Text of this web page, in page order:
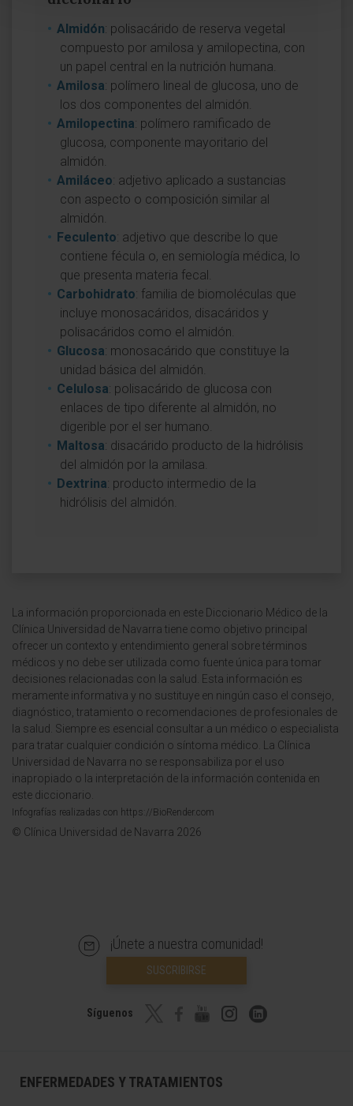
Almidón: polisacárido de reserva vegetal
compuesto por amilosa y amilopectina, con
un papel central en la nutrición humana.
Amilosa: polímero lineal de glucosa, uno de
los dos componentes del almidón.
Amilopectina: polímero ramificado de
glucosa, componente mayoritario del
almidón.
Amiláceo: adjetivo aplicado a sustancias
con aspecto o composición similar al
almidón.
Feculento: adjetivo que describe lo que
contiene fécula o, en semiología médica, lo
que presenta materia fecal.
Carbohidrato: familia de biomoléculas que
incluye monosacáridos, disacáridos y
polisacáridos como el almidón.
Glucosa: monosacárido que constituye la
unidad básica del almidón.
Celulosa: polisacárido de glucosa con
enlaces de tipo diferente al almidón, no
digerible por el ser humano.
Maltosa: disacárido producto de la hidrólisis
del almidón por la amilasa.
Dextrina: producto intermedio de la
hidrólisis del almidón.
La información proporcionada en este Diccionario Médico de la
Clínica Universidad de Navarra tiene como objetivo principal
ofrecer un contexto y entendimiento general sobre términos
médicos y no debe ser utilizada como fuente única para tomar
decisiones relacionadas con la salud. Esta información es
meramente informativa y no sustituye en ningún caso el consejo,
diagnóstico, tratamiento o recomendaciones de profesionales de
la salud. Siempre es esencial consultar a un médico o especialista
para tratar cualquier condición o síntoma médico. La Clínica
Universidad de Navarra no se responsabiliza por el uso
inapropiado o la interpretación de la información contenida en
este diccionario.
Infografías realizadas con https://BioRender.com
© Clínica Universidad de Navarra 2026
¡Únete a nuestra comunidad!
SUSCRIBIRSE
Síguenos
ENFERMEDADES Y TRATAMIENTOS